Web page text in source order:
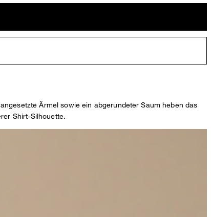
Ärmel sowie ein abgerundeter Saum heben das
Shirt-Silhouette.